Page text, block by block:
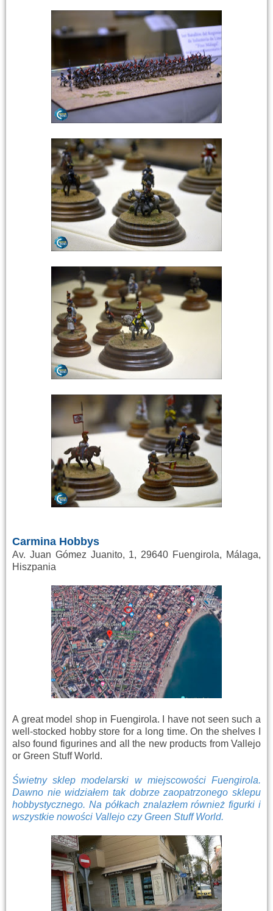
Carmina Hobbys
Av. Juan Gómez Juanito, 1, 29640 Fuengirola, Málaga,
Hiszpania
A great model shop in Fuengirola. I have not seen such a
well-stocked hobby store for a long time. On the shelves I
also found figurines and all the new products from Vallejo
or Green Stuff World.
Świetny sklep modelarski w miejscowości Fuengirola.
Dawno nie widziałem tak dobrze zaopatrzonego sklepu
hobbystycznego. Na półkach znalazłem również figurki i
wszystkie nowości Vallejo czy Green Stuff World.